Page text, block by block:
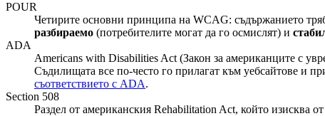
POUR
Четирите основни принципа на WCAG: съдържанието
разбираемо (потребителите могат да го осмислят) и
ADA
Americans with Disabilities Act (Закон за американците с
Съдилищата все по-често го прилагат към уебсайтове и
съответствието с ADA.
Section 508
Раздел от американския Rehabilitation Act, който изисква